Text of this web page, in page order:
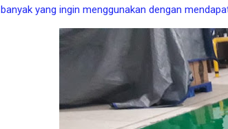
banyak yang ingin menggunakan dengan